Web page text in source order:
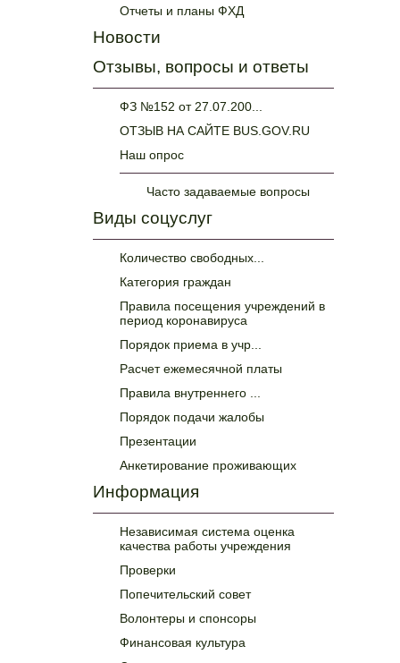
Отчеты и планы ФХД
Новости
Отзывы, вопросы и ответы
ФЗ №152 от 27.07.200...
ОТЗЫВ НА САЙТЕ BUS.GOV.RU
Наш опрос
Часто задаваемые вопросы
Виды соцуслуг
Количество свободных...
Категория граждан
Правила посещения учреждений в
период коронавируса
Порядок приема в учр...
Расчет ежемесячной платы
Правила внутреннего ...
Порядок подачи жалобы
Презентации
Анкетирование проживающих
Информация
Независимая система оценка
качества работы учреждения
Проверки
Попечительский совет
Волонтеры и спонсоры
Финансовая культура